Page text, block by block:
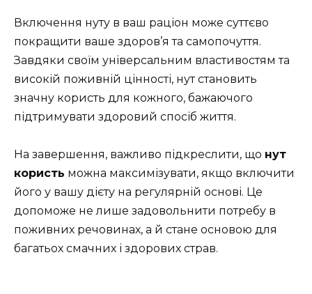
Включення нуту в ваш раціон може суттєво
покращити ваше здоров’я та самопочуття.
Завдяки своїм універсальним властивостям та
високій поживній цінності, нут становить
значну користь для кожного, бажаючого
підтримувати здоровий спосіб життя.
На завершення, важливо підкреслити, що нут
користь можна максимізувати, якщо включити
його у вашу дієту на регулярній основі. Це
допоможе не лише задовольнити потребу в
поживних речовинах, а й стане основою для
багатьох смачних і здорових страв.